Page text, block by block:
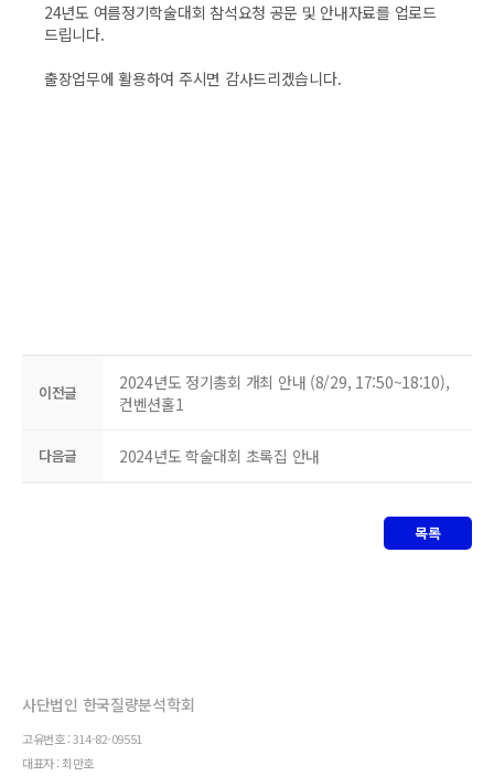
24년도 여름정기학술대회 참석요청 공문 및 안내자료를 업로드
드립니다.
출장업무에 활용하여 주시면 감사드리겠습니다.
이전글
2024년도 정기총회 개최 안내 (8/29, 17:50~18:10),
컨벤션홀1
다음글 2024년도 학술대회 초록집 안내
목록
사단법인 한국질량분석학회
고유번호 : 314-82-09551
대표자 : 최만호